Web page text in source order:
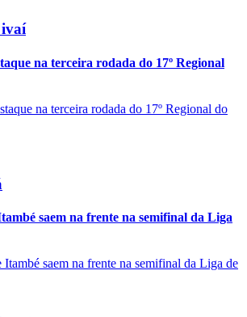
na terceira rodada do 17º Regional
saem na frente na semifinal da Liga